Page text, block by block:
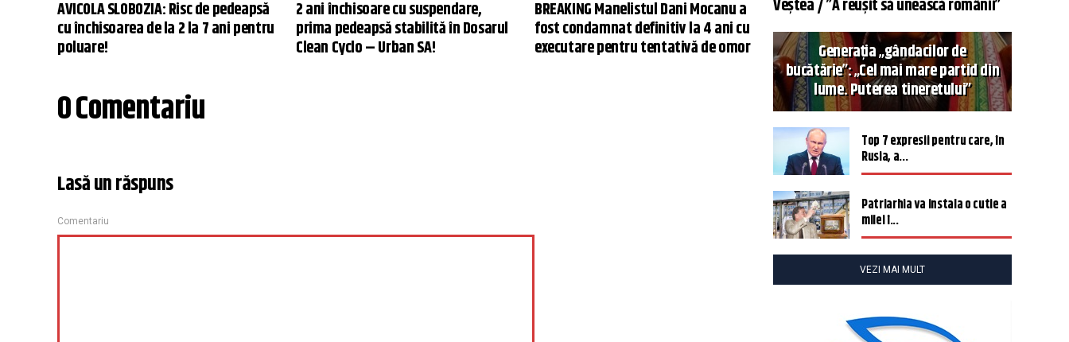
AVICOLA SLOBOZIA: Risc de pedeapsă
cu închisoarea de la 2 la 7 ani pentru
poluare!
2 ani închisoare cu suspendare,
prima pedeapsă stabilită în Dosarul
Clean Cyclo – Urban SA!
BREAKING Manelistul Dani Mocanu a
fost condamnat definitiv la 4 ani cu
executare pentru tentativă de omor
0 Comentariu
Lasă un răspuns
Comentariu
Veștea / ”A reușit să unească românii”
Generația „gândacilor de
bucătărie”: „Cel mai mare partid din
lume. Puterea tineretului”
Top 7 expresii pentru care, în
Rusia, a...
Patriarhia va instala o cutie a
milei î...
VEZI MAI MULT